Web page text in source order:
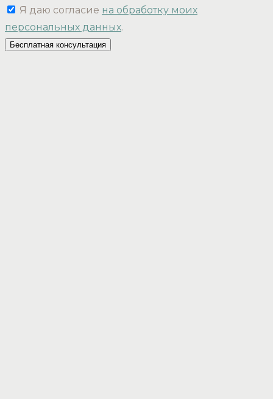
Я даю согласие на обработку моих
персональных данных.
Бесплатная консультация